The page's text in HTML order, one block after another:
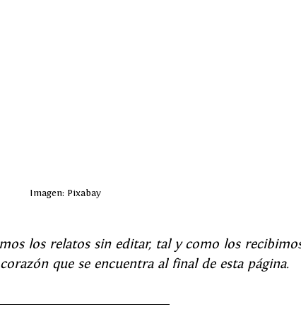
Imagen: Pixabay
los relatos sin editar, tal y como los
que se encuentra al final de esta página.